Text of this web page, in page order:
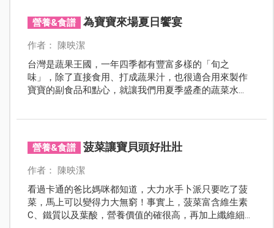
營養&食譜 為寶寶來場夏日饗宴
作者： 陳映潔
台灣是蔬果王國，一年四季都有豐富多樣的「旬之
味」，除了直接食用、打成蔬果汁，也很適合用來製作
寶寶的副食品和點心，就讓我們用夏季盛產的蔬菜水
營養&食譜 菠菜讓寶貝頭好壯壯
作者： 陳映潔
看過卡通的爸比媽咪都知道，大力水手卜派只要吃了菠
菜，馬上可以變得力大無窮！事實上，菠菜富含維生素
C、鐵質以及葉酸，營養價值的確很高，再加上纖維細